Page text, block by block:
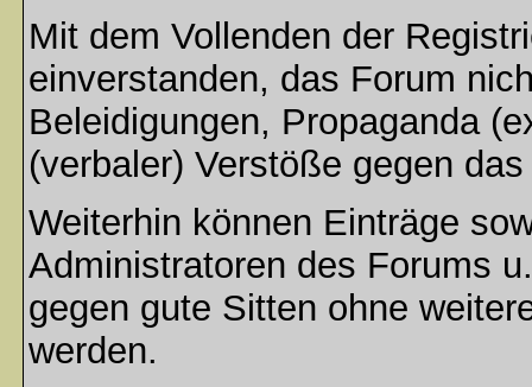
Mit dem Vollenden der
einverstanden, das Forum
Beleidigungen, Propaganda
(verbaler) Verstöße gegen
Weiterhin können Einträge
Administratoren des Forums
gegen gute Sitten ohne
werden.